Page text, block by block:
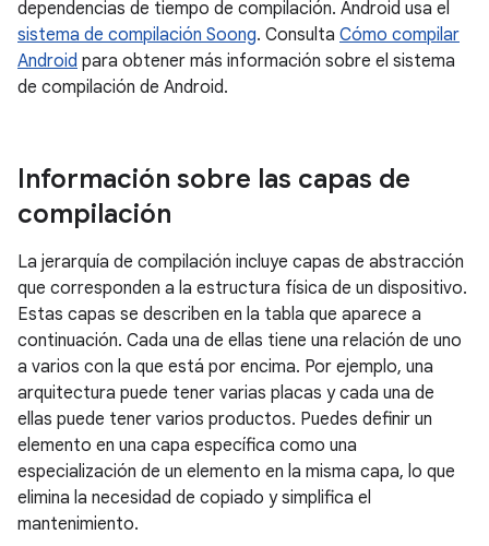
dependencias de tiempo de compilación. Android usa el
sistema de compilación Soong. Consulta Cómo compilar
Android para obtener más información sobre el sistema
de compilación de Android.
Información sobre las capas de
compilación
La jerarquía de compilación incluye capas de abstracción
que corresponden a la estructura física de un dispositivo.
Estas capas se describen en la tabla que aparece a
continuación. Cada una de ellas tiene una relación de uno
a varios con la que está por encima. Por ejemplo, una
arquitectura puede tener varias placas y cada una de
ellas puede tener varios productos. Puedes definir un
elemento en una capa específica como una
especialización de un elemento en la misma capa, lo que
elimina la necesidad de copiado y simplifica el
mantenimiento.